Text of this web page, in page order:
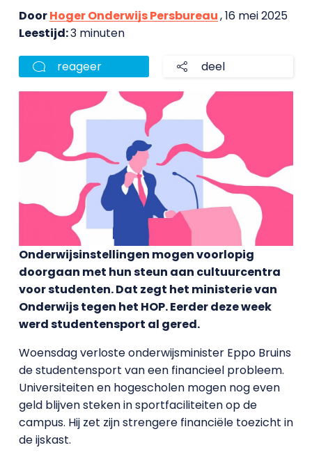
DoorHoger Onderwijs Persbureau, 16 mei 2025
Leestijd:3 minuten
reageer deel
Onderwijsinstellingen mogen voorlopig
doorgaan met hun steun aan cultuurcentra
voor studenten. Dat zegt het ministerie van
Onderwijs tegen het HOP. Eerder deze week
werd studentensport al gered.
Woensdag verloste onderwijsminister Eppo Bruins
de studentensport van een financieel probleem.
Universiteiten en hogescholen mogen nog even
geld blijven steken in sportfaciliteiten op de
campus. Hij zet zijn strengere financiële toezicht in
de ijskast.